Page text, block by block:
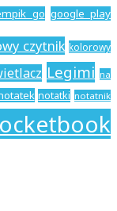
go google play
czytnik kolorowy
Legimi na
notatki notatnik